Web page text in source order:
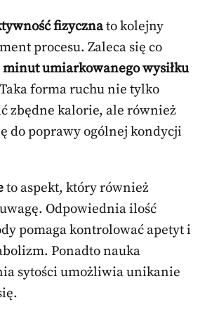
fizycznato kolejny
procesu. Zaleca się co
minut umiarkowanego wysiłku
forma ruchu nie tylko
zbędne kalorie, ale również
do poprawy ogólnej kondycji
to aspekt, który również
Odpowiednia ilość
pomaga kontrolować apetyt i
Ponadto nauka
sytości umożliwia unikanie